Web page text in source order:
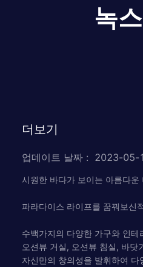
녹
더보기
업데이트 날짜 : 2023-05-
시원한 바다가 보이는 아름다운
파라다이스 라이프를 꿈꿔보신
수백가지의 다양한 가구와 인
오션뷰 거실, 오션뷰 침실, 바닷
자신만의 창의성을 발휘하여